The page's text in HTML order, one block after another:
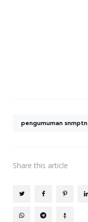
pengumuman snmptn
Share this article